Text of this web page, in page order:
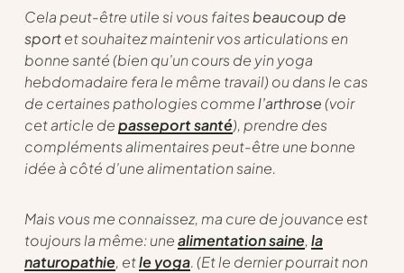
Cela peut-être utile si vous faitesbeaucoup de
sportet souhaitez maintenir vos articulations en
bonne santé (bien qu’un cours de yin yoga
hebdomadaire fera le même travail) ou dans le cas
de certaines pathologies commel’arthrose(voir
cet article depasseport santé), prendre des
compléments alimentaires peut-être une bonne
idée à côté d’une alimentation saine.
Mais vous me connaissez, ma cure de jouvance est
toujours la même: unealimentation saine,la
naturopathie, etle yoga. (Et le dernier pourrait non